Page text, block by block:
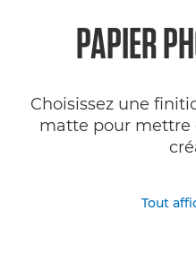
PAPIER
Choisissez une
matte pour mettre
Tout